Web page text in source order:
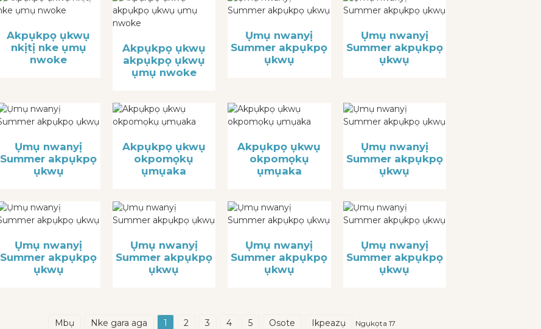
Akpụkpọ ụkwụ
nkịtị nke ụmụ
nwoke
Akpụkpọ ụkwụ
akpụkpọ ụkwụ
ụmụ nwoke
Ụmụ nwanyị
Summer akpụkpọ
ụkwụ
Ụmụ nwanyị
Summer akpụkpọ
ụkwụ
Ụmụ nwanyị
Summer akpụkpọ
ụkwụ
Akpụkpọ ụkwụ
okpomọkụ
ụmụaka
Akpụkpọ ụkwụ
okpomọkụ
ụmụaka
Ụmụ nwanyị
Summer akpụkpọ
ụkwụ
Ụmụ nwanyị
Summer akpụkpọ
ụkwụ
Ụmụ nwanyị
Summer akpụkpọ
ụkwụ
Ụmụ nwanyị
Summer akpụkpọ
ụkwụ
Ụmụ nwanyị
Summer akpụkpọ
ụkwụ
Mbụ Nke gara aga 1 2 3 4 5 Osote Ikpeazụ Ngụkọta 17